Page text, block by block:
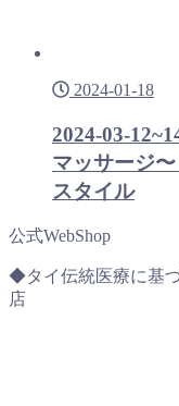
2024-01-18
2024-03-
マッサージ
スタイル
公式WebShop
◆タイ伝統医療に基
店